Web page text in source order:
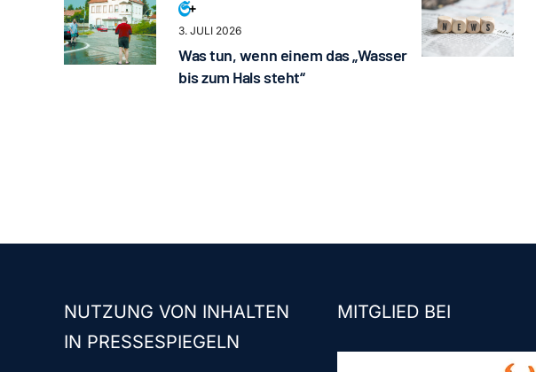
3. JULI 2026
Was tun, wenn einem das „Wasser
bis zum Hals steht“
NUTZUNG VON INHALTEN
IN PRESSESPIEGELN
MITGLIED BEI